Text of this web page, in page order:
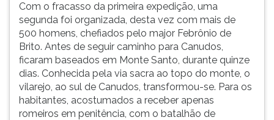
Com o fracasso da primeira expedição, uma
segunda foi organizada, desta vez com mais de
500 homens, chefiados pelo major Febrônio de
Brito. Antes de seguir caminho para Canudos,
ficaram baseados em Monte Santo, durante quinze
dias. Conhecida pela via sacra ao topo do monte, o
vilarejo, ao sul de Canudos, transformou-se. Para os
habitantes, acostumados a receber apenas
romeiros em penitência, com o batalhão de